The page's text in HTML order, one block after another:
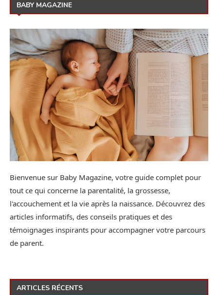
BABY MAGAZINE
Bienvenue sur Baby Magazine, votre guide complet pour
tout ce qui concerne la parentalité, la grossesse,
l'accouchement et la vie après la naissance. Découvrez des
articles informatifs, des conseils pratiques et des
témoignages inspirants pour accompagner votre parcours
de parent.
ARTICLES RÉCENTS